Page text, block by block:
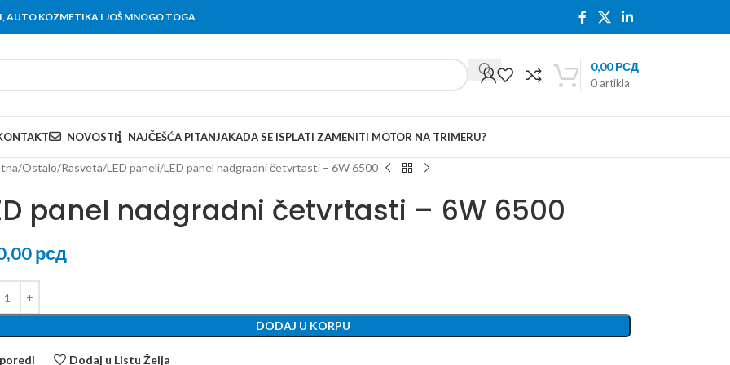
AUTO KOZMETIKA I JOŠ MNOGO TOGA
0 artikla
0,00РСД
NOVOSTI NAJČEŠĆA PITANJAKADA SE ISPLATI ZAMENITI MOTOR NA TRIMERU?
Ostalo Rasveta LED paneli LED panel nadgradni četvrtasti – 6W 6500
panel nadgradni četvrtasti – 6W 6500
рсд
DODAJ U KORPU
Dodaj u Listu Želja